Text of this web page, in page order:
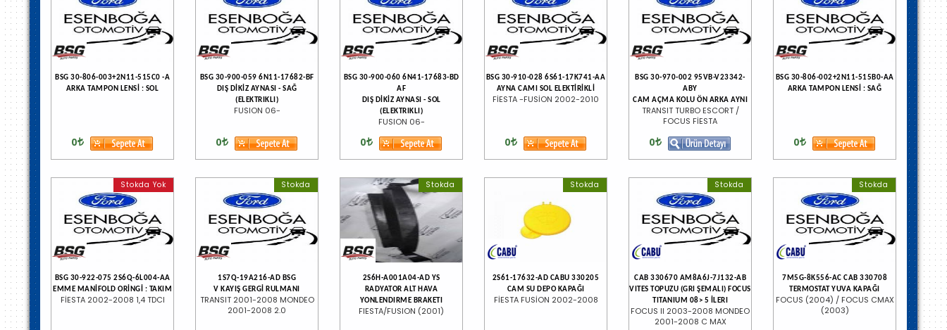
BSG 30-806-003+2N11-515C0 -A
ARKA TAMPON LENSİ : SOL
0
BSG 30-900-059 6N11-17682-BF
DIŞ DİKİZ AYNASI - SAĞ
(ELEKTRIKLI)
FUSION 06-
0
BSG 30-900-060 6N41-17683-BD
AF
DIŞ DİKİZ AYNASI - SOL
(ELEKTRIKLI)
FUSION 06-
0
BSG 30-910-028 6S61-17K741-AA
AYNA CAMI SOL ELEKTİRİKLİ
FİESTA -FUSİON 2002-2010
0
BSG 30-970-002 95VB-V23342-
ABY
CAM AÇMA KOLU ÖN ARKA AYNI
TRANSIT TURBO ESCORT /
FOCUS FİESTA
0
BSG 30-806-002+2N11-515B0-AA
ARKA TAMPON LENSİ : SAĞ
0
Stokda Yok
BSG 30-922-075 2S6Q-6L004-AA
EMME MANİFOLD ORİNGİ : TAKIM
FİESTA 2002-2008 1,4 TDCI
Stokda
1S7Q-19A216-AD BSG
V KAYIŞ GERGİ RULMANI
TRANSIT 2001-2008 MONDEO
2001-2008 2.0
Stokda
2S6H-A001A04-AD YS
RADYATOR ALT HAVA
YONLENDIRME BRAKETI
FIESTA/FUSION (2001)
Stokda
2S61-17632-AD CABU 330205
CAM SU DEPO KAPAĞI
FİESTA FUSİON 2002-2008
Stokda
CAB 330670 AM8A6J-7J132-AB
VITES TOPUZU (GRI ŞEMALI) FOCUS
TITANIUM 08> 5 İLERI
FOCUS II 2003-2008 MONDEO
2001-2008 C MAX
Stokda
7M5G-8K556-AC CAB 330708
TERMOSTAT YUVA KAPAĞI
FOCUS (2004) / FOCUS CMAX
(2003)